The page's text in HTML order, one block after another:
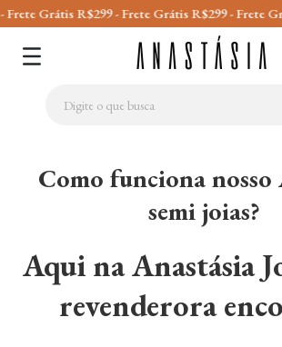
R$299 - Frete Grátis R$299 - Frete Grátis
Como funciona nosso
semi joias?
Aqui na Anastásia
revenderora